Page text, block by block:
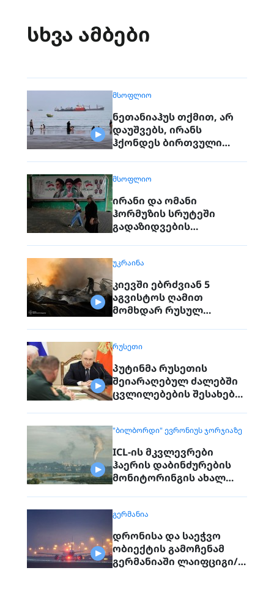
სხვა ამბები
ᲛᲡᲝᲤᲚᲘᲝ
ნეთანიაჰუს თქმით, არ
დაუშვებს, ირანს
ჰქონდეს ბირთვული
საფრთხეებზე საუბრობს
ᲛᲡᲝᲤᲚᲘᲝ
ირანი და ომანი
ჰორმუზის სრუტეში
გადაზიდვების
ᲣᲙᲠᲐᲘᲜᲐ
კიევში ებრძვიან 5
აგვისტოს ღამით
მომხდარ რუსულ
ᲠᲣᲡᲔᲗᲘ
პუტინმა რუსეთის
შეიარაღებულ ძალებში
ცვლილებების შესახებ
"ᲑᲘᲚᲑᲝᲠᲓᲘ" ᲔᲕᲠᲝᲜᲘᲣᲡ ᲯᲝᲠᲯᲘᲐᲖᲔ
ICL-ის მკვლევრები
ჰაერის დაბინძურების
მონიტორინგის ახალ
ᲒᲔᲠᲛᲐᲜᲘᲐ
დრონისა და საეჭვო
ობიექტის გამოჩენამ
გერმანიაში ლაიფციგი/